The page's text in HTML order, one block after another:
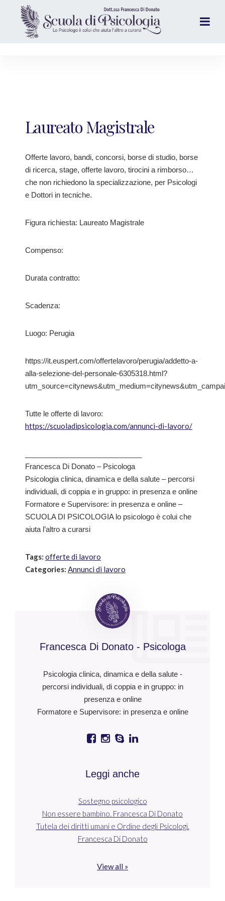
Laureato Magistrale
Offerte lavoro, bandi, concorsi, borse di studio, borse
di ricerca, stage, offerte lavoro, tirocini a rimborso…
che non richiedono la specializzazione, per Psicologi
e Dottori in tecniche.
Figura richiesta: Laureato Magistrale
Compenso:
Durata contratto:
Scadenza:
Luogo: Perugia
https://it.euspert.com/offertelavoro/perugia/addetto-a-
alla-selezione-del-personale-6305318.html?
Tutte le offerte di lavoro:
https://scuoladipsicologia.com/annunci-di-lavoro/
Francesca Di Donato – Psicologa
Psicologia clinica, dinamica e della salute – percorsi
individuali, di coppia e in gruppo: in presenza e online
Formatore e Supervisore: in presenza e online –
SCUOLA DI PSICOLOGIA lo psicologo è colui che
aiuta l’altro a curarsi
Tags: offerte di lavoro
Categories: Annunci di lavoro
Francesca Di Donato - Psicologa
Psicologia clinica, dinamica e della salute -
percorsi individuali, di coppia e in gruppo: in
presenza e online
Formatore e Supervisore: in presenza e online
Leggi anche
Sostegno psicologico
Non essere bambino. Francesca Di Donato
Tutela dei diritti umani e Ordine degli Psicologi.
Francesca Di Donato
View all »